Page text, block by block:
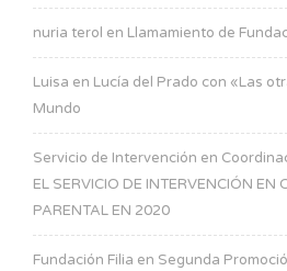
nuria terol en Llamamiento de
Luisa en Lucía del Prado con «Las
Mundo
Servicio de Intervención en
EL SERVICIO DE INTERVENCIÓN EN
PARENTAL EN 2020
Fundación Filia en Segunda